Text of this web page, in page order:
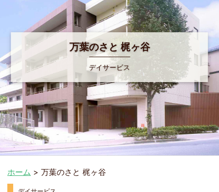
万葉のさと 梶ヶ谷
デイサービス
ホーム > 万葉のさと 梶ヶ谷